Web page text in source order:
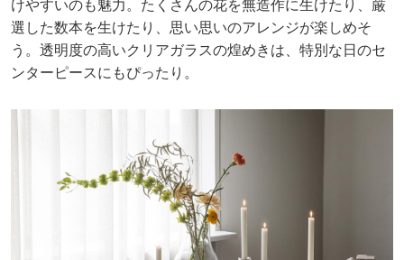
けやすいのも魅力。たくさんの花を無造作に生けたり、厳
選した数本を生けたり、思い思いのアレンジが楽しめそ
う。透明度の高いクリアガラスの煌めきは、特別な日のセ
ンターピースにもぴったり。